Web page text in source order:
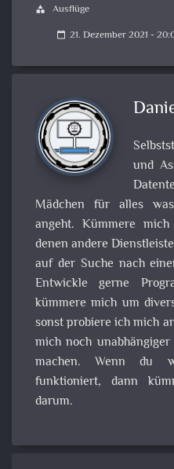
category Ausflüge
calendar_today 21. Dezember 2021 -
und
Mädchen für alles
angeht. Kümmere
denen andere
auf der Suche nach
Entwickle gerne
kümmere mich um
sonst probiere ich mich
mich noch
machen. Wenn du
funktioniert, dann
darum.